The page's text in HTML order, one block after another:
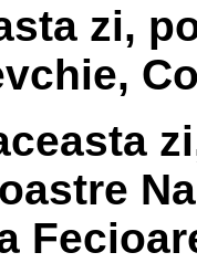
zi,